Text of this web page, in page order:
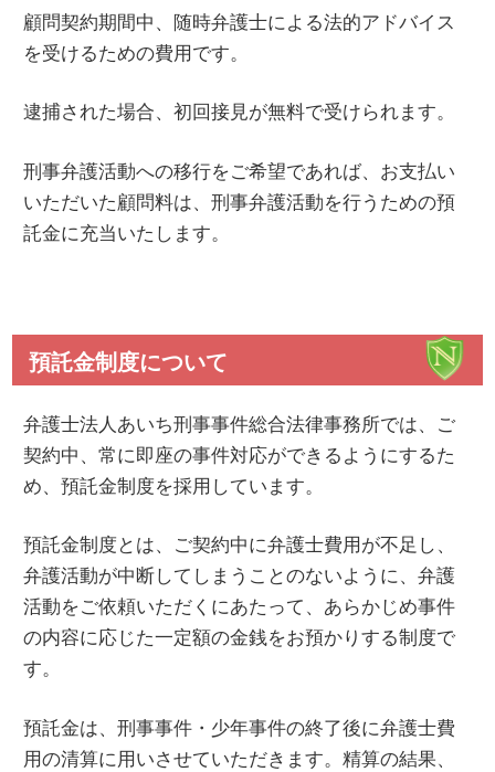
顧問契約期間中、随時弁護士による法的アドバイス
を受けるための費用です。
逮捕された場合、初回接見が無料で受けられます。
刑事弁護活動への移行をご希望であれば、お支払い
いただいた顧問料は、刑事弁護活動を行うための預
託金に充当いたします。
預託金制度について
弁護士法人あいち刑事事件総合法律事務所では、ご
契約中、常に即座の事件対応ができるようにするた
め、預託金制度を採用しています。
預託金制度とは、ご契約中に弁護士費用が不足し、
弁護活動が中断してしまうことのないように、弁護
活動をご依頼いただくにあたって、あらかじめ事件
の内容に応じた一定額の金銭をお預かりする制度で
す。
預託金は、刑事事件・少年事件の終了後に弁護士費
用の清算に用いさせていただきます。精算の結果、